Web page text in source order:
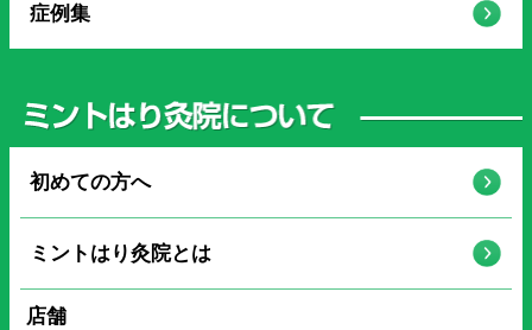
症例集
初めての方へ
ミントはり灸院とは
店舗